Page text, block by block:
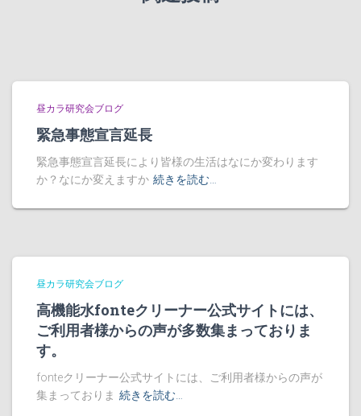
昼カラ研究会ブログ
緊急事態宣言延長
緊急事態宣言延長により皆様の生活はなにか変わります
か？なにか変えますか 続きを読む…
昼カラ研究会ブログ
高機能水fonteクリーナー公式サイトには、
ご利用者様からの声が多数集まっておりま
す。
fonteクリーナー公式サイトには、ご利用者様からの声が
集まっておりま 続きを読む…